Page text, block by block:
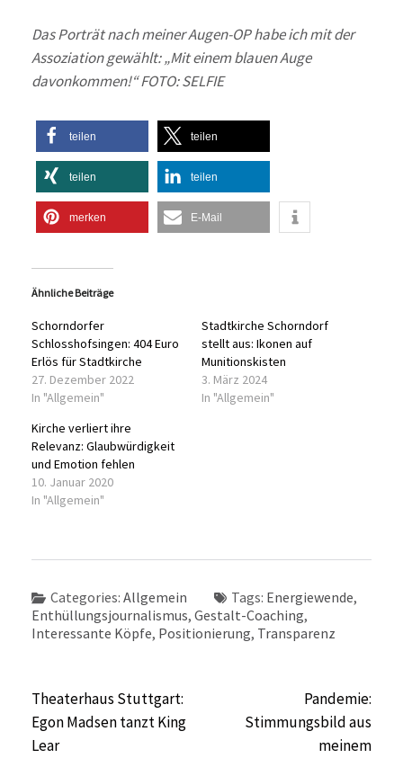
Das Porträt nach meiner Augen-OP habe ich mit der
Assoziation gewählt: „Mit einem blauen Auge
davonkommen!“ FOTO: SELFIE
teilen teilen
teilen teilen
merken E-Mail
Ähnliche Beiträge
Schorndorfer
Schlosshofsingen: 404 Euro
Erlös für Stadtkirche
27. Dezember 2022
In "Allgemein"
Stadtkirche Schorndorf
stellt aus: Ikonen auf
Munitionskisten
3. März 2024
In "Allgemein"
Kirche verliert ihre
Relevanz: Glaubwürdigkeit
und Emotion fehlen
10. Januar 2020
In "Allgemein"
Categories: Allgemein Tags: Energiewende,
Enthüllungsjournalismus, Gestalt-Coaching,
Interessante Köpfe, Positionierung, Transparenz
Beitragsnavigation
Theaterhaus Stuttgart:
Egon Madsen tanzt King
Lear
Pandemie:
Stimmungsbild aus
meinem